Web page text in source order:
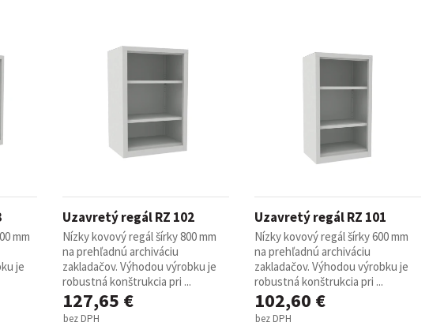
mm
je
Uzavretý regál RZ 102
Nízky kovový regál šírky 800 mm
na prehľadnú archiváciu
zakladačov. Výhodou výrobku je
robustná konštrukcia pri ...
127,65 €
bez DPH
Uzavretý regál RZ 101
Nízky kovový regál šírky 600 mm
na prehľadnú archiváciu
zakladačov. Výhodou výrobku je
robustná konštrukcia pri ...
102,60 €
bez DPH